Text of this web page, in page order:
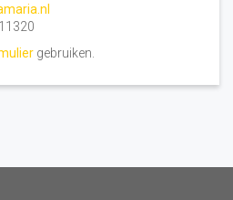
gebruiken.